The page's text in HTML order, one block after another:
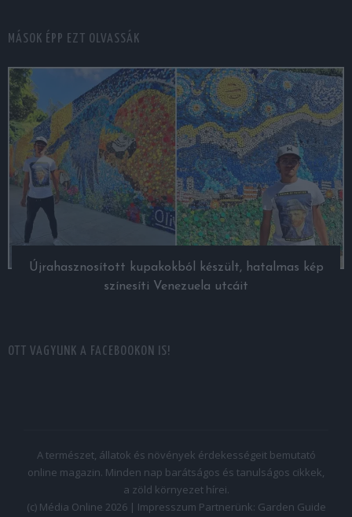
MÁSOK ÉPP EZT OLVASSÁK
Újrahasznosított kupakokból készült, hatalmas kép
színesíti Venezuela utcáit
OTT VAGYUNK A FACEBOOKON IS!
A természet, állatok és növények érdekességeit bemutató
online magazin. Minden nap barátságos és tanulságos cikkek,
a zöld környezet hírei.
(c) Média Online 2026 | Impresszum Partnerünk: Garden Guide